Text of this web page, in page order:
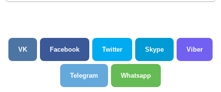
VK Facebook Twitter Skype Viber
Telegram Whatsapp